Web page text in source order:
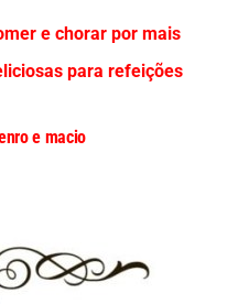
e chorar por mais
para refeições
e macio